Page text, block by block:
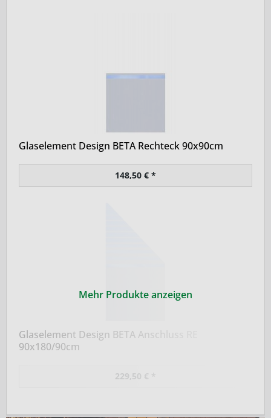
Glaselement Design BETA Rechteck 90x90cm
148,50 € *
Glaselement Design BETA Anschluss RE
90x180/90cm
229,50 € *
Mehr Produkte anzeigen